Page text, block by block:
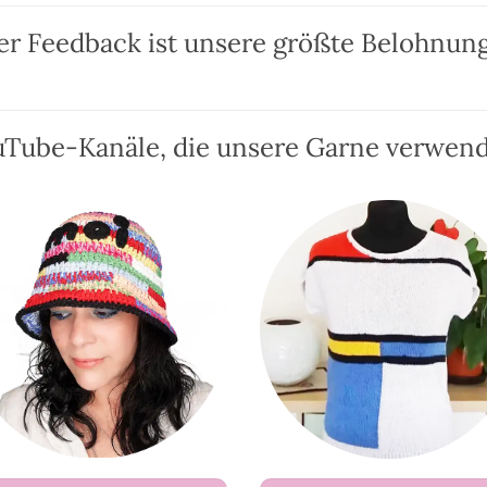
Optionen
der
Produktseite
werden
Die
Optionen
der
gewählt
werden
Feedback ist unsere größte
Kanäle, die unsere Garne